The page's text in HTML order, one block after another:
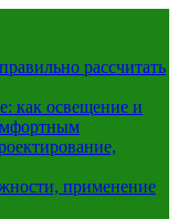
рассчитать
как освещение и
применение